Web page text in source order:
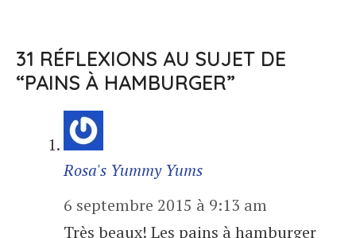
31 RÉFLEXIONS AU SUJET DE
“PAINS À HAMBURGER”
Rosa's Yummy Yums
6 septembre 2015 à 9:13 am
Très beaux! Les pains à hamburger